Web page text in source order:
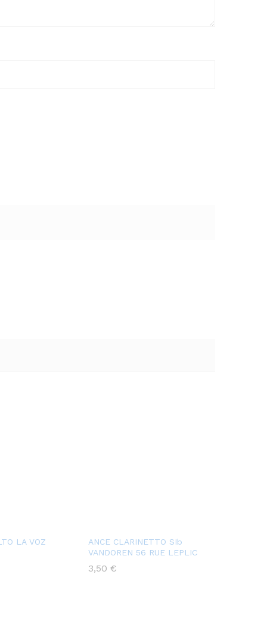
LA VOZ
ANCE CLARINETTO SIb
VANDOREN 56 RUE LEPLIC
3,50 €